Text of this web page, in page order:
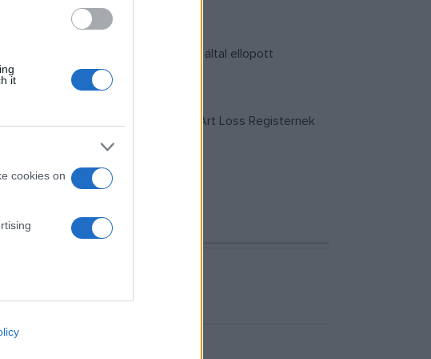
it
cookies on
elkobzott tárgyaknak.
hogy visszakérjék a nácik által ellopott
nemzetközi adatbázisának, az Art Loss Registernek